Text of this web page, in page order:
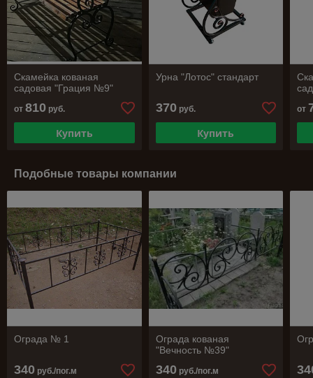
Скамейка кованая
садовая "Грация №9"
от 810 руб.
Купить
Урна "Лотос" стандарт
370руб.
Купить
от
Подобные товары компании
Ограда № 1
340 руб./пог.м
Ограда кованая
"Вечность №39"
340руб./пог.м